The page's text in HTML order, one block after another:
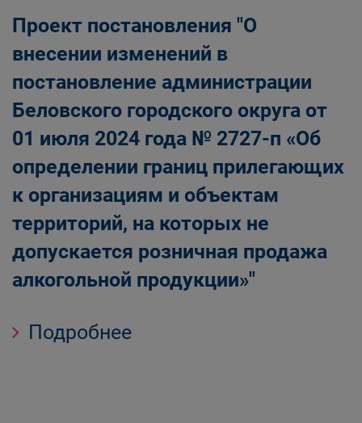
Проект постановления "О
внесении изменений в
постановление администрации
Беловского городского округа от
01 июля 2024 года № 2727-п «Об
определении границ прилегающих
к организациям и объектам
территорий, на которых не
допускается розничная продажа
алкогольной продукции»"
Подробнее